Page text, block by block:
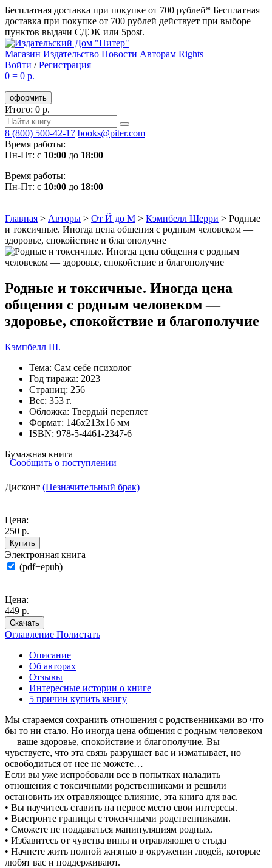
Бесплатная доставка при покупке от 700 рублей* Бесплатная
доставка при покупке от 700 рублей действует при выборе
пунктов выдачи СДЭК или 5post.
Магазин Издательство Новости Авторам Rights
Войти /Регистрация
0 = 0 р.
оформить
Итого: 0 р.
8 (800) 500-42-17 books@piter.com
Время работы:
Пн-Пт: с 10:00 до 18:00
Время работы:
Пн-Пт: с 10:00 до 18:00
Главная > Авторы > От Й до М > Кэмпбелл Шерри > Родные
и токсичные. Иногда цена общения с родным человеком —
здоровье, спокойствие и благополучие
Родные и токсичные. Иногда цена
общения с родным человеком —
здоровье, спокойствие и благополучие
Кэмпбелл Ш.
Тема: Сам себе психолог
Год тиража: 2023
Страниц: 256
Вес: 353 г.
Обложка: Твердый переплет
Формат: 146х213х16 мм
ISBN: 978-5-4461-2347-6
Бумажная книга
Сообщить о поступлении
Дисконт (Незначительный брак)
Цена:
250 р.
Купить
Электронная книга
(pdf+epub)
Цена:
449 р.
Скачать
Оглавление Полистать
Описание
Об авторах
Отзывы
Интересные истории о книге
5 причин купить книгу
Мы стараемся сохранить отношения с родственниками во что
бы то ни стало. Но иногда цена общения с родным человеком
— ваше здоровье, спокойствие и благополучие. Вы
чувствуете, что эта связь разрушает вас и изматывает, но
освободиться от нее не можете…
Если вы уже испробовали все в попытках наладить
отношения с токсичными родственниками и решили
остановить их отравляющее влияние, эта книга для вас.
• Вы научитесь ставить на первое место свои интересы.
• Выстроите границы с токсичными родственниками.
• Сможете не поддаваться манипуляциям родных.
• Избавитесь от чувства вины и отравляющего стыда
• Начнете жить полной жизнью в окружении людей, которые
любят вас и поддерживают.